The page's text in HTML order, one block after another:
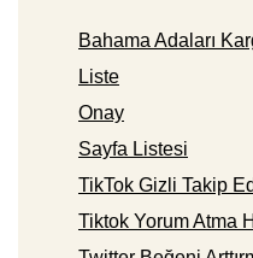
Bahama Adaları
Liste
Onay
Sayfa Listesi
TikTok Gizli Takip
Tiktok Yorum Atma